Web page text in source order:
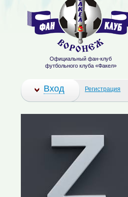
Официальный фан-клуб
футбольного клуба «Факел»
Вход Регистрация